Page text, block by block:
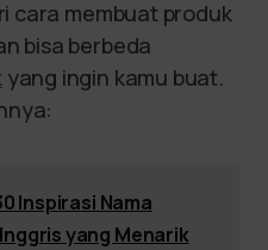
cara membuat produk
bisa berbeda
yang ingin kamu buat.
Inspirasi Nama
yang Menarik